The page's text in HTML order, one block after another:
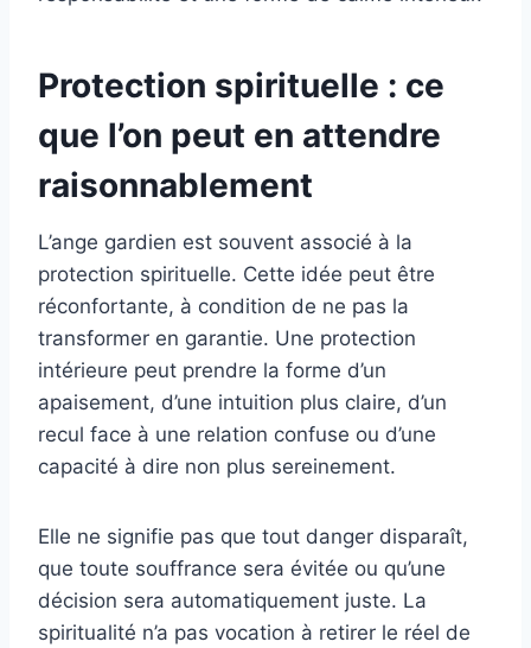
Protection spirituelle : ce
que l’on peut en attendre
raisonnablement
L’ange gardien est souvent associé à la
protection spirituelle. Cette idée peut être
réconfortante, à condition de ne pas la
transformer en garantie. Une protection
intérieure peut prendre la forme d’un
apaisement, d’une intuition plus claire, d’un
recul face à une relation confuse ou d’une
capacité à dire non plus sereinement.
Elle ne signifie pas que tout danger disparaît,
que toute souffrance sera évitée ou qu’une
décision sera automatiquement juste. La
spiritualité n’a pas vocation à retirer le réel de